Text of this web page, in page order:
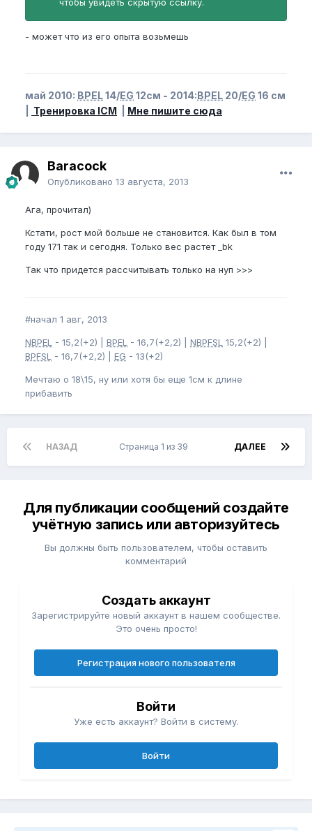
- может что из его опыта возьмешь
май 2010: BPEL14/EG 12см - 2014:BPEL 20/EG 16 см
Тренировка ICM Мне пишите сюда
Baracock
Опубликовано 13 августа, 2013
Ага, прочитал)
Кстати, рост мой больше не становится. Как был в том
году 171 так и сегодня. Только вес растет _bk
Так что придется рассчитывать только на нуп >>>
#начал 1 авг, 2013
NBPEL - 15,2(+2) | BPEL - 16,7(+2,2) | NBPFSL 15,2(+2) |
BPFSL
- 16,7(+2,2) | EG - 13(+2)
Мечтаю о 18\15, ну или хотя бы еще 1см к длине
прибавить
НАЗАД ДАЛЕЕ
Страница 1 из 39
Для публикации сообщений создайте
учётную запись или авторизуйтесь
Вы должны быть пользователем, чтобы оставить
комментарий
Создать аккаунт
Зарегистрируйте новый аккаунт в нашем сообществе.
Это очень просто!
Регистрация нового пользователя
Войти
Уже есть аккаунт? Войти в систему.
Войти